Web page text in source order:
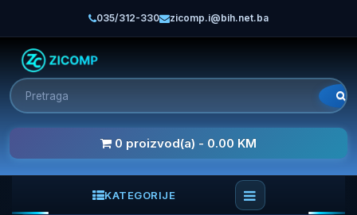
035/312-330 zicomp.i@bih.net.ba
0 proizvod(a) - 0.00 KM
KATEGORIJE